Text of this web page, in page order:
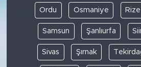
Ordu Osmaniye Rize
Samsun Şanlıurfa
Sivas Şırnak